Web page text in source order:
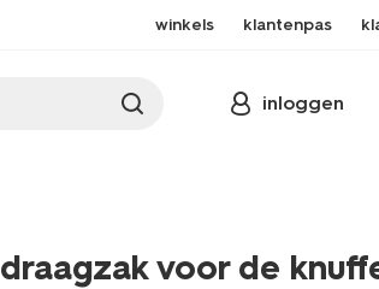
winkels klantenpas
inloggen
draagzak voor de